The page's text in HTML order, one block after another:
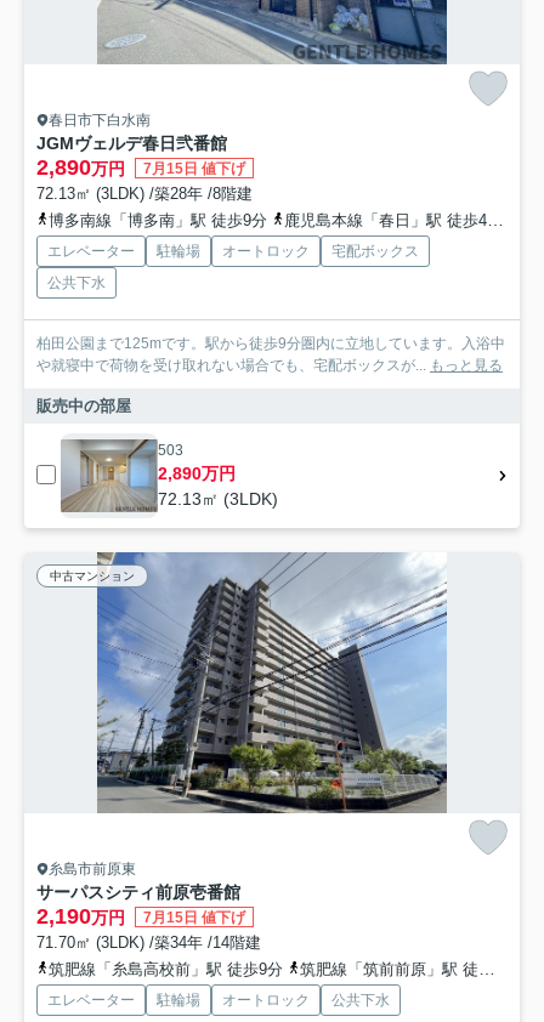
春日市下白水南
JGMヴェルデ春日弐番館
2,890万円 7月15日 値下げ
72.13㎡ (3LDK) /築28年 /8階建
博多南線「博多南」駅 徒歩9分
鹿児島本線「春日」駅 徒歩48分
エレベーター 駐輪場 オートロック
宅配ボックス
公共下水
柏田公園まで125mです。駅から徒歩9分圏内に立地しています。入浴中
や就寝中で荷物を受け取れない場合でも、宅配ボックスが...
もっと見る
販売中の部屋
503
2,890万円
72.13㎡ (3LDK)
中古マンション
糸島市前原東
サーパスシティ前原壱番館
2,190万円 7月15日 値下げ
71.70㎡ (3LDK) /築34年 /14階建
筑肥線「糸島高校前」駅 徒歩9分
筑肥線「筑前前原」駅 徒歩16分
エレベーター 駐輪場 オートロック 公共下水